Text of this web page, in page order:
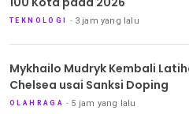
TEKNOLOGI 3 jam yang lalu
Mykhailo Mudryk Kembali
Chelsea usai Sanksi Doping
OLAHRAGA 5 jam yang lalu